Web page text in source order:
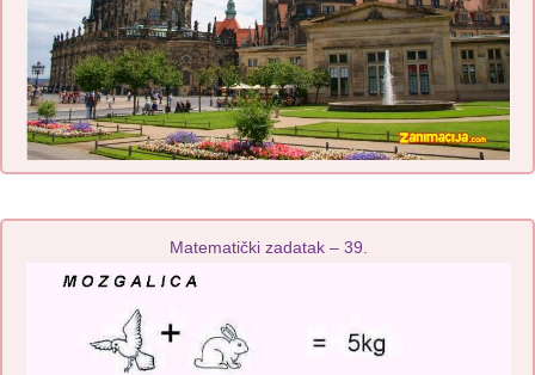
Matematički zadatak – 39.